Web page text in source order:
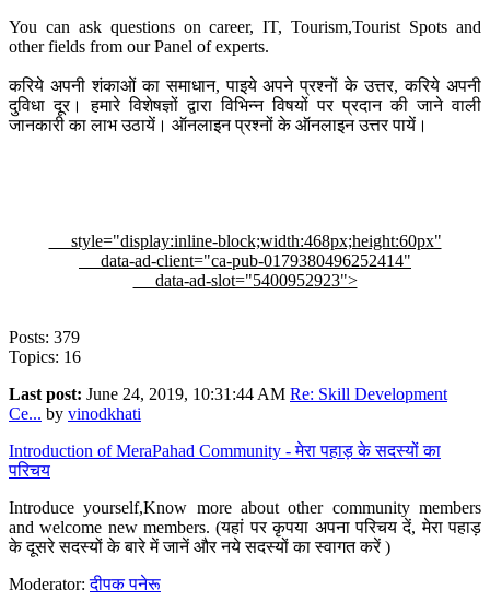
You can ask questions on career, IT, Tourism,Tourist Spots and
other fields from our Panel of experts.
करिये अपनी शंकाओं का समाधान, पाइये अपने प्रश्नों के उत्तर, करिये अपनी
दुविधा दूर। हमारे विशेषज्ञों द्वारा विभिन्न विषयों पर प्रदान की जाने वाली
जानकारी का लाभ उठायें। ऑनलाइन प्रश्नों के ऑनलाइन उत्तर पायें।
style="display:inline-block;width:468px;height:60px"
data-ad-client="ca-pub-0179380496252414"
data-ad-slot="5400952923">
Posts: 379
Topics: 16
Last post: June 24, 2019, 10:31:44 AM Re: Skill Development
Ce... by vinodkhati
Introduction of MeraPahad Community - मेरा पहाड़ के सदस्यों का
परिचय
Introduce yourself,Know more about other community members
and welcome new members. (यहां पर कृपया अपना परिचय दें, मेरा पहाड़
के दूसरे सदस्यों के बारे में जानें और नये सदस्यों का स्वागत करें )
Moderator:दीपक पनेरू